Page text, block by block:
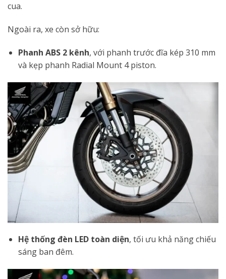
cua.
Ngoài ra, xe còn sở hữu:
Phanh ABS 2 kênh, với phanh trước đĩa kép 310 mm
và kẹp phanh Radial Mount 4 piston.
Hệ thống đèn LED toàn diện, tối ưu khả năng chiếu
sáng ban đêm.